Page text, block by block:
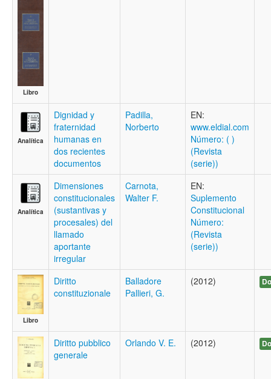
Libro
Analítica
Dignidad y
fraternidad
humanas en
dos recientes
documentos
Padilla,
Norberto
EN:
www.eldial.com
Número: ( )
(Revista
(serie))
Analítica
Dimensiones
constitucionales
(sustantivas y
procesales) del
llamado
aportante
irregular
Carnota,
Walter F.
EN:
Suplemento
Constitucional
Número:
(Revista
(serie))
Libro
Diritto
constituzionale
Balladore
Pallieri, G.
(2012)
Diritto pubblico
generale
Orlando V. E. (2012)